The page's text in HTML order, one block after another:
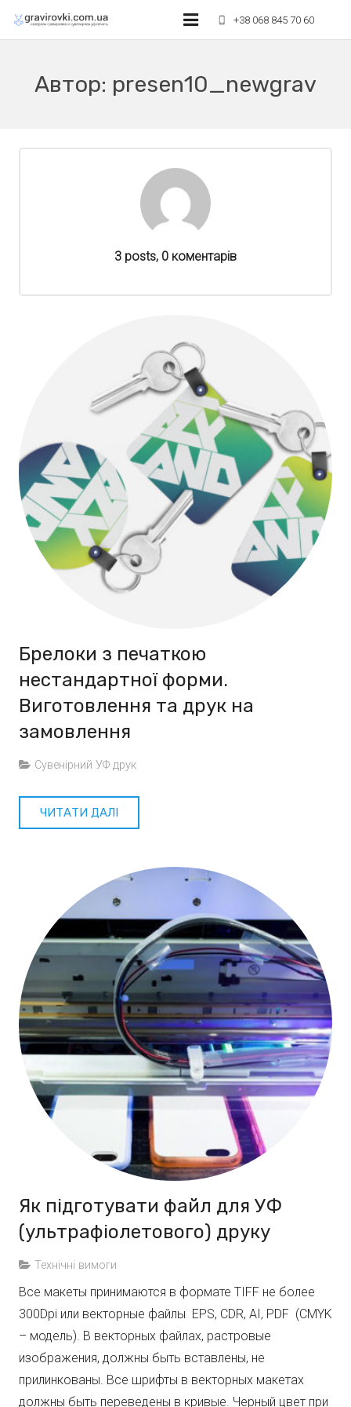
УФ друк на сувенірах
Лазерне різання матеріалів
phone_iphone +38 068 845 70 60
Автор: presen10_newgrav
3 posts, 0 коментарів
Брелоки з печаткою
нестандартної форми.
Виготовлення та друк на
замовлення
Сувенірний УФ друк
ЧИТАТИ ДАЛІ
Як підготувати файл для УФ
(ультрафіолетового) друку
Технічні вимоги
Все макеты принимаются в формате TIFF не более
300Dpi или векторные файлы EPS, CDR, AI, PDF (CMYK
– модель). В векторных файлах, растровые
изображения, должны быть вставлены, не
прилинкованы. Все шрифты в векторных макетах
должны быть переведены в кривые. Черный цвет при